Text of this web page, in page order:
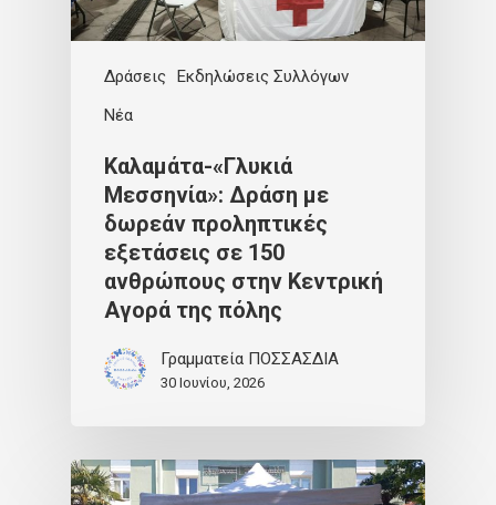
Δράσεις
Εκδηλώσεις Συλλόγων
Νέα
Καλαμάτα-«Γλυκιά
Μεσσηνία»: Δράση με
δωρεάν προληπτικές
εξετάσεις σε 150
ανθρώπους στην Κεντρική
Αγορά της πόλης
Γραμματεία ΠΟΣΣΑΣΔΙΑ
30 Ιουνίου, 2026